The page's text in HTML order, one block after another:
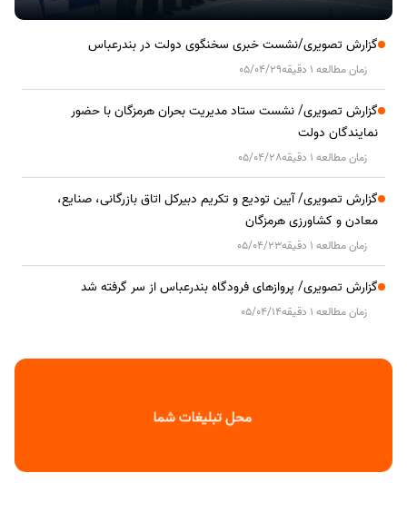
گزارش تصویری/نشست خبری سخنگوی دولت در بندرعباس
زمان مطالعه 1 دقیقه 05/04/29
گزارش تصویری/ نشست ستاد مدیریت بحران هرمزگان با حضور
نمایندگان دولت
زمان مطالعه 1 دقیقه 05/04/28
گزارش تصویری/ آیین تودیع و تکریم دبیرکل اتاق بازرگانی، صنایع،
معادن و کشاورزی هرمزگان
زمان مطالعه 1 دقیقه 05/04/23
گزارش تصویری/ پروازهای فرودگاه بندرعباس از سر گرفته شد
زمان مطالعه 1 دقیقه 05/04/14